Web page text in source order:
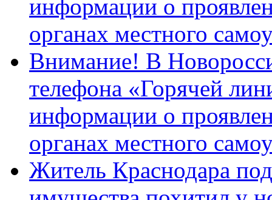
информации о
органах местного
Внимание! В
телефона «Горячей
информации о
органах местного
Житель Краснодара